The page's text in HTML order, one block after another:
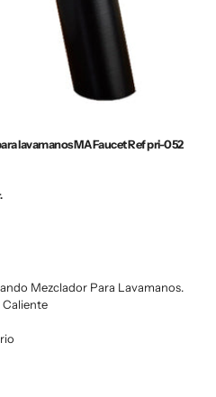
lavamanos MA Faucet Ref pri-052
Mezclador Para Lavamanos.
Caliente